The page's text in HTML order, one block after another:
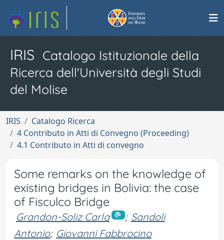
IRIS Catalogo Istituzionale della
Ricerca dell'Università degli Studi
del Molise
IRIS
Catalogo Ricerca
4 Contributo in Atti di Convegno (Proceeding)
4.1 Contributo in Atti di convegno
Some remarks on the knowledge of
existing bridges in Bolivia: the case
of Fisculco Bridge
Grandon-Soliz Carla ; Sandoli
Antonio; Giovanni Fabbrocino